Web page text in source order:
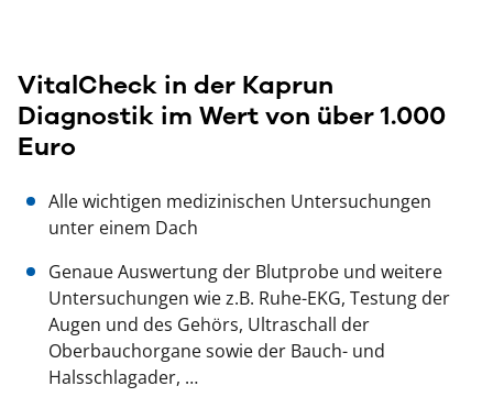
VitalCheck in der Kaprun
Diagnostik im Wert von über 1.000
Euro
Alle wichtigen medizinischen Untersuchungen
unter einem Dach
Genaue Auswertung der Blutprobe und weitere
Untersuchungen wie z.B. Ruhe-EKG, Testung der
Augen und des Gehörs, Ultraschall der
Oberbauchorgane sowie der Bauch- und
Halsschlagader, …